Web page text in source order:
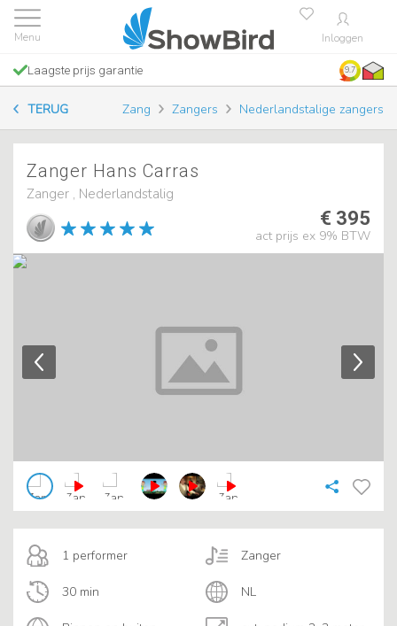
Inloggen
Laagste prijs garantie 9.7
TERUG Zang Zangers Nederlandstalige zangers
Zanger Hans Carras
Zanger , Nederlandstalig
€ 395
act prijs ex 9% BTW
1 performer Zanger
30 min NL